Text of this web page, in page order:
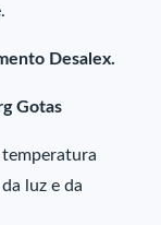
Desalex.
Gotas
temperatura
luz e da